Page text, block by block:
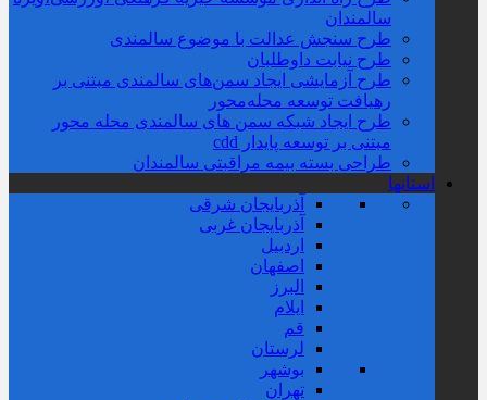
سالمندان
طرح سنجش عدالت با موضوع سالمندی
طرح نیابت داوطلبان
طرح آزمایشی ایجاد سمن‌های سالمندی مبتنی بر
رهیافت توسعه محله‌‌محور
طرح ایجاد شبکه سمن های سالمندی محله محور
مبتنی بر توسعه پایدار cdd
طراحی بسته بیمه مراقبتی سالمندان
استانها
آذربایجان شرقی
آذربایجان غربی
اردبیل
اصفهان
البرز
ایلام
قم
لرستان
بوشهر
تهران